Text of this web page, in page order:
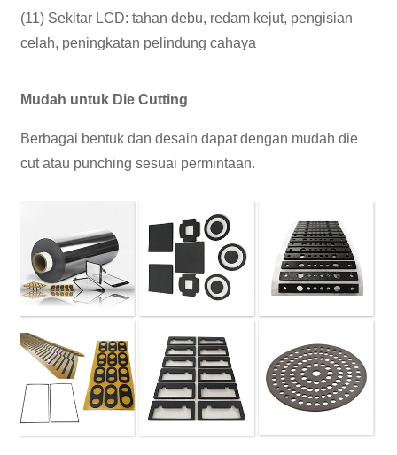
(11) Sekitar LCD: tahan debu, redam kejut, pengisian
celah, peningkatan pelindung cahaya
Mudah untuk Die Cutting
Berbagai bentuk dan desain dapat dengan mudah die
cut atau punching sesuai permintaan.